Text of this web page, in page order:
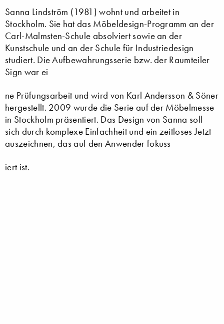
Sanna Lindström (1981) wohnt und arbeitet in
Stockholm. Sie hat das Möbeldesign-Programm an der
Carl-Malmsten-Schule absolviert sowie an der
Kunstschule und an der Schule für Industriedesign
studiert. Die Aufbewahrungsserie bzw. der Raumteiler
Sign war ei
ne Prüfungsarbeit und wird von Karl Andersson & Söner
hergestellt. 2009 wurde die Serie auf der Möbelmesse
in Stockholm präsentiert. Das Design von Sanna soll
sich durch komplexe Einfachheit und ein zeitloses Jetzt
auszeichnen, das auf den Anwender fokuss
iert ist.